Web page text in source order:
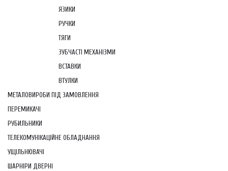
ЯЗИКИ
РУЧКИ
ТЯГИ
ЗУБЧАСТІ МЕХАНІЗМИ
ВСТАВКИ
ВТУЛКИ
МЕТАЛОВИРОБИ ПІД ЗАМОВЛЕННЯ
ПЕРЕМИКАЧІ
РУБИЛЬНИКИ
ТЕЛЕКОМУНІКАЦІЙНЕ ОБЛАДНАННЯ
УЩІЛЬНЮВАЧІ
ШАРНІРИ ДВЕРНІ